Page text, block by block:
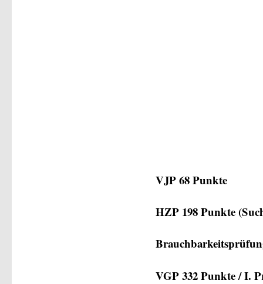
VJP 68 Punkte
HZP 198 Punkte
VGP 332 Punkte / I.